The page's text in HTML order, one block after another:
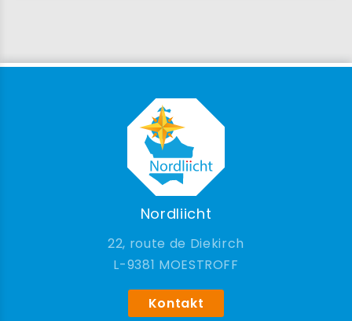
Nordliicht
22, route de Diekirch
9381 MOESTROFF
Kontakt